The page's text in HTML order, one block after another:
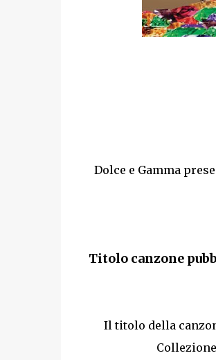
Dolce e Gamma
Titolo canzone
Il titolo della